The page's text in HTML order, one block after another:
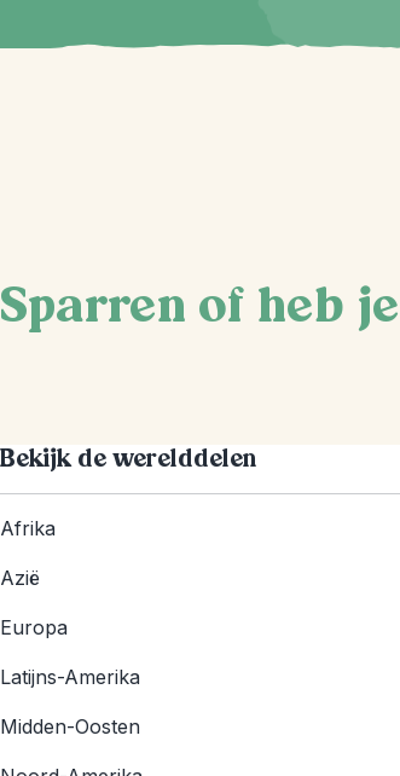
Sparren of heb
Bekijk de werelddelen
Afrika
Azië
Europa
Latijns-Amerika
Midden-Oosten